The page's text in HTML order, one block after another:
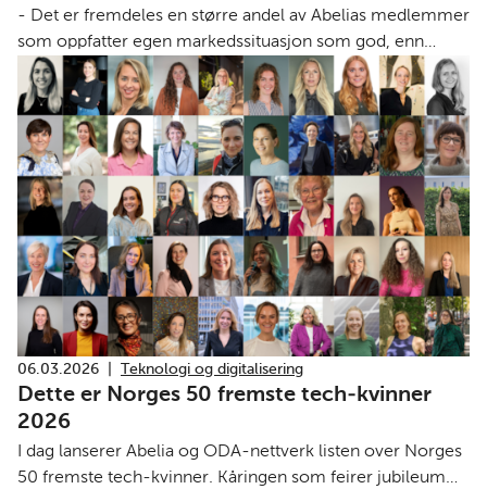
- Det er fremdeles en større andel av Abelias medlemmer
som oppfatter egen markedssituasjon som god, enn
dårlig. Men forskjellen blir stadig mindre!
06.03.2026 Teknologi og digitalisering
Dette er Norges 50 fremste tech-kvinner
2026
I dag lanserer Abelia og ODA-nettverk listen over Norges
50 fremste tech-kvinner. Kåringen som feirer jubileum